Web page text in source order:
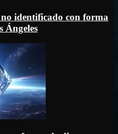
identificado con forma
Ángeles